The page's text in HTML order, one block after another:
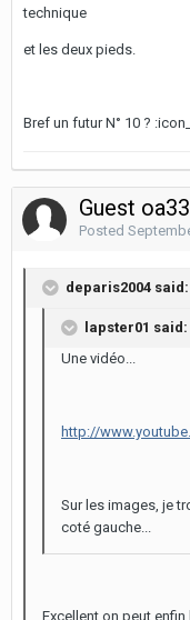
technique
et les deux pieds.
Bref un futur N° 10 ?
Guest oa33
Posted
deparis2004 said:
lapster01 said:
Une vidéo...
http://
Sur les images, je
coté gauche...
Excellent on peut